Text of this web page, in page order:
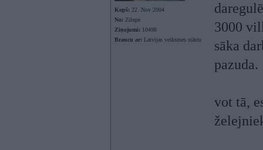
Kopš: 22. Nov 2004
No: Zilupe
Ziņojumi: 10498
Braucu ar: Latvijas veiksmes stāstu
3000
sāka
pazuda.
vot tā,